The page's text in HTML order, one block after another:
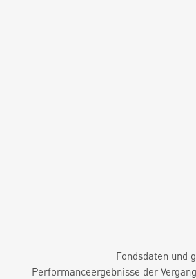
Fondsdaten und
Performanceergebnisse der